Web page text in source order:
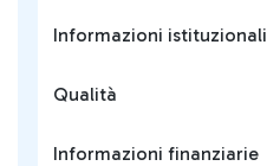
Informazioni istituzionali
Qualità
Informazioni finanziarie